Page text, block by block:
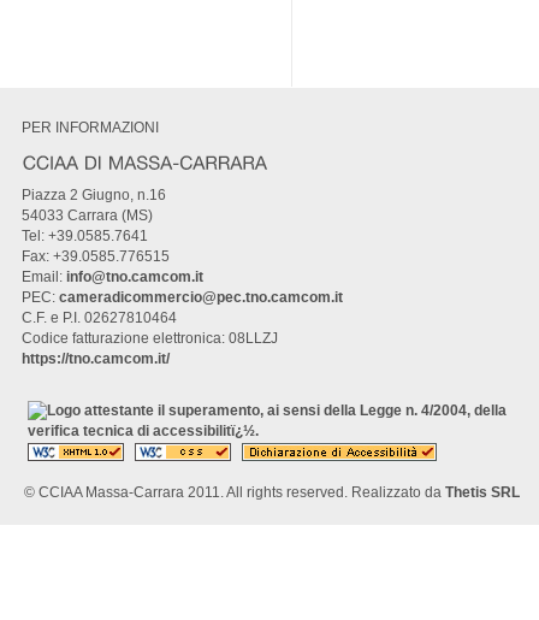
PER INFORMAZIONI
Piazza 2 Giugno, n.16
54033 Carrara (MS)
Tel: +39.0585.7641
Fax: +39.0585.776515
Email: info@tno.camcom.it
PEC: cameradicommercio@pec.tno.camcom.it
C.F. e P.I. 02627810464
Codice fatturazione elettronica: 08LLZJ
https://tno.camcom.it/
© CCIAA Massa-Carrara 2011. All rights reserved. Realizzato da Thetis SRL